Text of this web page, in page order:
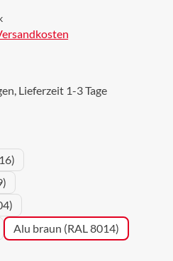
Lieferzeit 1-3 Tage
Alu braun (RAL 8014)